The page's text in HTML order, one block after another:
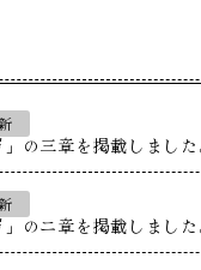
の三章を掲載しました
のニ章を掲載しました